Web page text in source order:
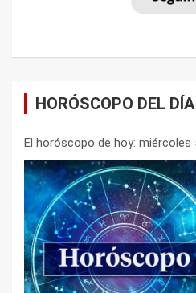
HORÓSCOPO DEL DÍA
El horóscopo de hoy: miércoles